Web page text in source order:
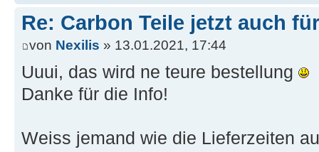
Re: Carbon Teile jetzt auch
von Nexilis » 13.01.2021, 17:44
Uuui, das wird ne teure bestellung
Danke für die Info!
Weiss jemand wie die Lieferzeiten